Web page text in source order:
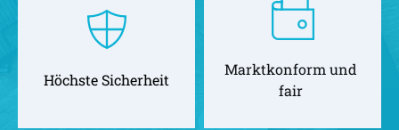
Höchste Sicherheit
Marktkonform und
fair